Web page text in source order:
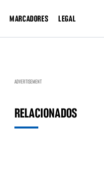
MARCADORES LEGAL
ADVERTISEMENT
RELACIONADOS